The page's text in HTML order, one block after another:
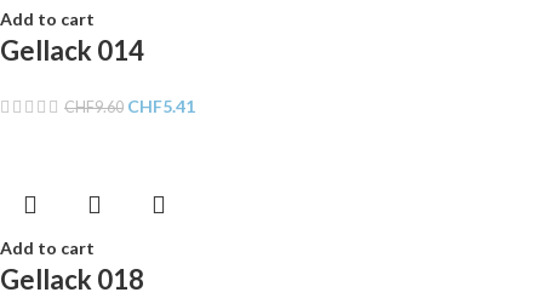
Add to cart
Gellack 014
CHF9.60 CHF5.41
Add to cart
Gellack 018